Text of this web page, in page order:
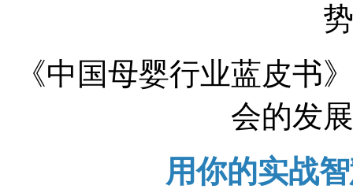
《中国母婴行业蓝皮书
会的发
用你的实战